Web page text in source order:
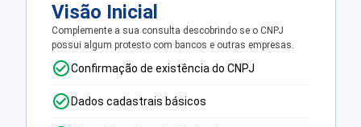
Visão Inicial
Complemente a sua consulta descobrindo se o CNPJ
possui algum protesto com bancos e outras empresas.
Confirmação de existência do CNPJ
Dados cadastrais básicos